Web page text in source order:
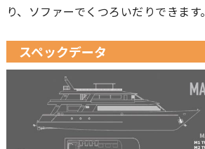
り、ソファーでくつろいだりできます。
スペックデータ